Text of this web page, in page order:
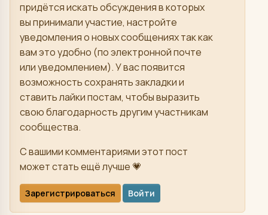
придётся искать обсуждения в которых
вы принимали участие, настройте
уведомления о новых сообщениях так как
вам это удобно (по электронной почте
или уведомлением). У вас появится
возможность сохранять закладки и
ставить лайки постам, чтобы выразить
свою благодарность другим участникам
сообщества.
С вашими комментариями этот пост
может стать ещё лучше 💗
Зарегистрироваться Войти